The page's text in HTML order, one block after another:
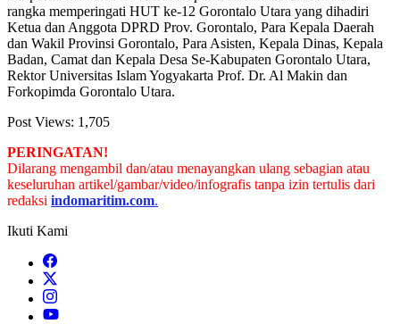
“Dan kelima, penempatan Pegawai Negeri Sipil Pemerintah
Kabupaten Gorontalo Utara pada Kantor Pangkalan Zona Kamla
Tengah,” ujar Laksamana Pertama Bastomy Sanap memungkasi.
Pelaksanaan Nota Kesepahaman ini juga bersamaan Rapat
Paripurna Istimewa DPRD Kabupaten Gorontalo Utara dalam
Ketua dan Anggota DPRD Prov. Gorontalo, Para Kepala Daerah
Badan, Camat dan Kepala Desa Se-Kabupaten Gorontalo Utara,
Rektor Universitas Islam Yogyakarta Prof. Dr. Al Makin dan
Forkopimda Gorontalo Utara.
Dilarang mengambil dan/atau menayangkan ulang sebagian atau
keseluruhan artikel/gambar/video/infografis tanpa izin tertulis dari
redaksiindomaritim.com